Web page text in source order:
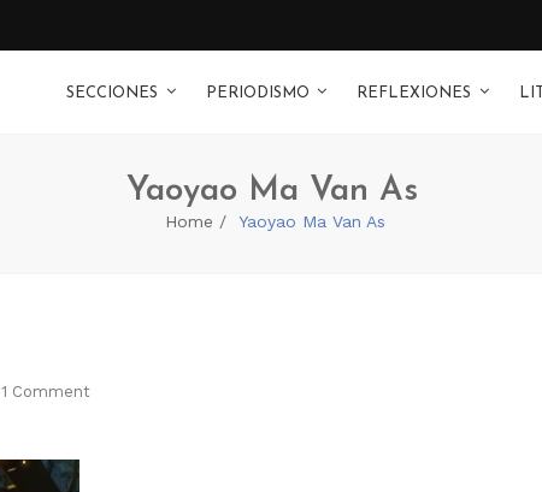
SECCIONES PERIODISMO REFLEXIONES
Yaoyao Ma Van As
Home Yaoyao Ma Van As
1 Comment